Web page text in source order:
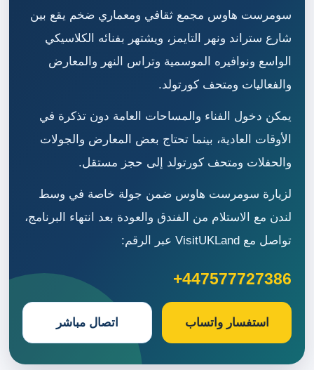
سومرست هاوس مجمع ثقافي ومعماري ضخم يقع بين
شارع ستراند ونهر التايمز، ويشتهر بفنائه الكلاسيكي
الواسع ونوافيره الموسمية وتراس النهر والمعارض
والفعاليات ومتحف كورتولد.
يمكن دخول الفناء والمساحات العامة دون تذكرة في
الأوقات العادية، بينما تحتاج بعض المعارض والجولات
والحفلات ومتحف كورتولد إلى حجز مستقل.
لزيارة سومرست هاوس ضمن جولة خاصة في وسط
لندن مع الاستلام من الفندق والعودة بعد انتهاء البرنامج،
تواصل مع VisitUKLand عبر الرقم:
+447577727386
استفسار واتساب اتصال مباشر